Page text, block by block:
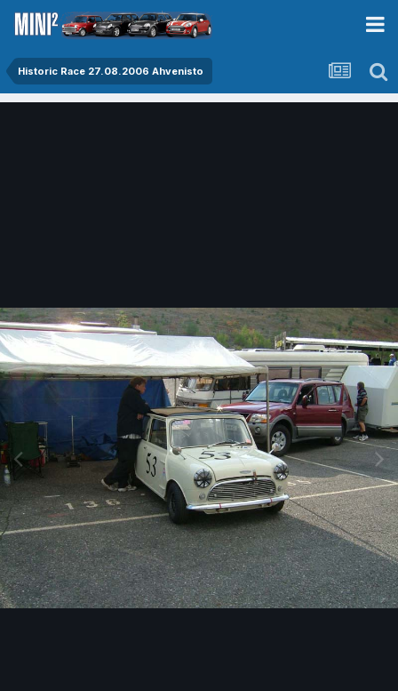
Historic Race 27.08.2006 Ahvenisto